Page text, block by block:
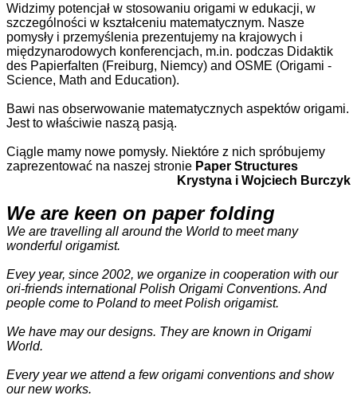
Widzimy potencjał w stosowaniu origami w edukacji, w
szczególności w kształceniu matematycznym. Nasze
pomysły i przemyślenia prezentujemy na krajowych i
międzynarodowych konferencjach, m.in. podczas Didaktik
des Papierfalten (Freiburg, Niemcy) and OSME (Origami -
Science, Math and Education).
Bawi nas obserwowanie matematycznych aspektów origami.
Jest to właściwie naszą pasją.
Ciągle mamy nowe pomysły. Niektóre z nich spróbujemy
zaprezentować na naszej stronie Paper Structures
Krystyna i Wojciech Burczyk
We are keen on paper folding
We are travelling all around the World to meet many
wonderful origamist.
Evey year, since 2002, we organize in cooperation with our
ori-friends international Polish Origami Conventions. And
people come to Poland to meet Polish origamist.
We have may our designs. They are known in Origami
World.
Every year we attend a few origami conventions and show
our new works.